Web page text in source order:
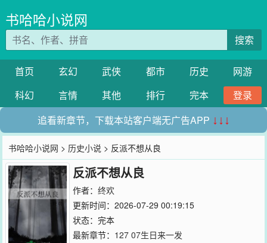
书哈哈小说网
搜索
首页 玄幻 武侠 都市 历史
网游
科幻
言情 其他 排行 完本
登录
追看新章节，下载本站客户端无广告APP ↓↓↓
书哈哈小说网 > 历史小说 > 反派不想从良
反派不想从良
作者： 终欢
更新时间：2026-07-29 00:19:15
状态：完本
最新章节： 127 07生日来一发